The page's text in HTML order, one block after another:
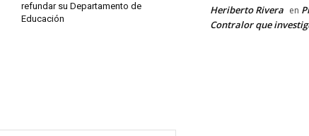
refundar su Departamento de
Educación
Heriberto Rivera en
Contralor que